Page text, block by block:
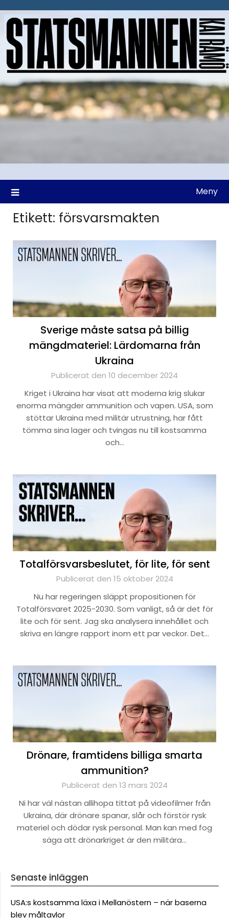
till
Meny
Etikett: försvarsmakten
Sverige måste satsa på billig
mängdmateriel: Lärdomarna från
Ukraina
Publicerat den 10 december 2024
Kriget i Ukraina har visat att moderna krig slukar
enorma mängder ammunition och vapen. USA, som
stöttar Ukraina med militär utrustning, har fått
tömma sina lager och tvingas nu till kostsamma
och…
Totalförsvarsbeslutet, för lite, för sent
Publicerat den 15 oktober 2024
Nu har regeringen släppt propositionen för
Totalförsvaret 2025-2030. Som vanligt, så är det för
lite och för sent. Jag ska analysera innehållet och
skriva en längre rapport inom ett par veckor. Det…
Drönare, framtidens billiga smarta
ammunition?
Publicerat den 13 mars 2024
Ni har väl nästan allihopa tittat på videofilmer från
Ukraina, där drönare spanar, slår och förstör rysk
materiel och dödar rysk personal. Man kan med fog
säga att drönarkriget är den militära…
Senaste inläggen
USA:s kostsamma läxa i Mellanöstern – när baserna
blev måltavlor